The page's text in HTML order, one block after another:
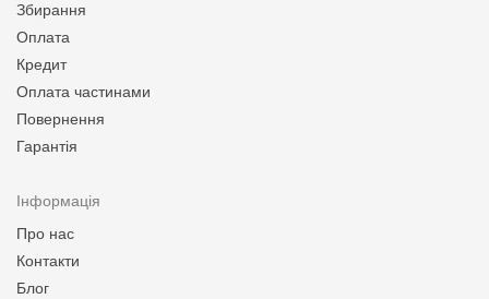
Збирання
Оплата
Кредит
Оплата частинами
Повернення
Гарантія
Інформація
Про нас
Контакти
Блог